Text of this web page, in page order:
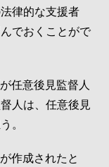
律的な支援者
でおくことがで
任意後見監督人
人は、任意後見
。
作成されたと